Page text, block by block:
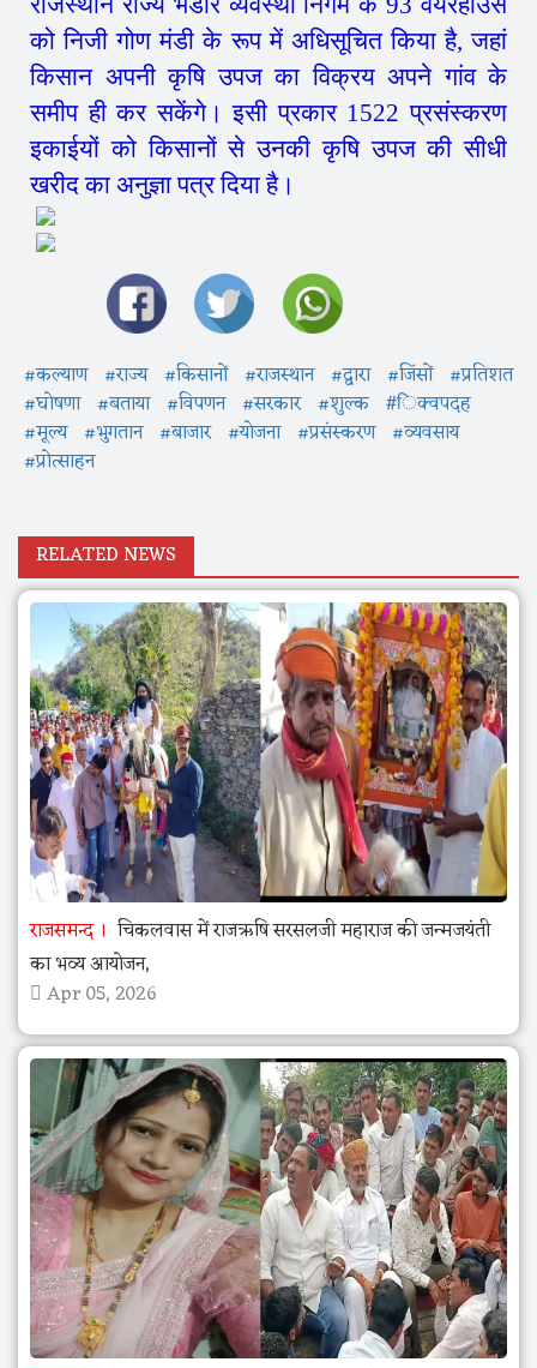
को निजी गोण मंडी के रूप में अधिसूचित किया है, जहां
किसान अपनी कृषि उपज का विक्रय अपने गांव के
समीप ही कर सकेंगे। इसी प्रकार 1522 प्रसंस्करण
इकाईयों को किसानों से उनकी कृषि उपज की सीधी
खरीद का अनुज्ञा पत्र दिया है।
#कल्याण #राज्य #किसानों #राजस्थान #द्वारा #जिंसों #प्रतिशत
#घोषणा #बताया #विपणन #सरकार #शुल्क #िक्वपदह
#मूल्य #भुगतान #बाजार #योजना #प्रसंस्करण #व्यवसाय
#प्रोत्साहन
RELATED NEWS
राजसमन्द
चिकलवास में राजऋषि सरसलजी महाराज की जन्मजयंती
का भव्य आयोजन,
Apr 05, 2026